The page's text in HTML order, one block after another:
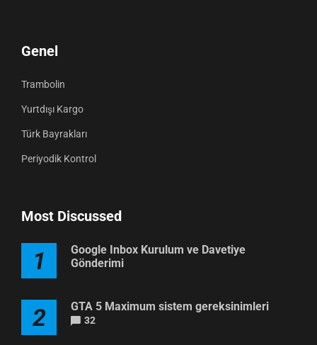
Genel
Trambolin
Yurtdışı Kargo
Türk Bayrakları
Periyodik Kontrol
Most Discussed
1
Google Inbox Kurulum ve Davetiye
Gönderimi
2 GTA 5 Maximum sistem gereksinimleri
32